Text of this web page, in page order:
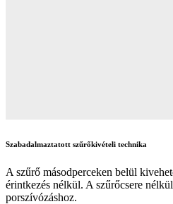
Szabadalmaztatott szűrőkivételi technika
A szűrő másodperceken belül
érintkezés nélkül. A szűrőcsere
porszívózáshoz.